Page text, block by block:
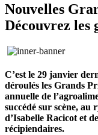
Nouvelles
Découvrez les
C’est le 29 janvier
déroulés les Grands
annuelle de
succédé sur scène,
d’Isabelle Racicot et
récipiendaires.